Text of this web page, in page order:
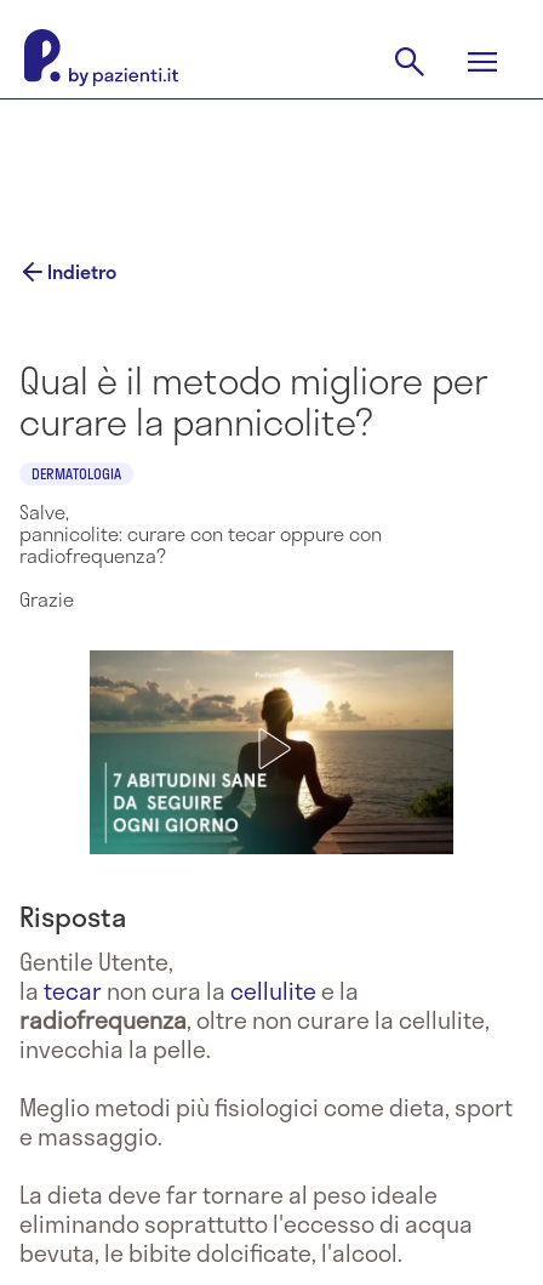
Indietro
Qual è il metodo migliore per
curare la pannicolite?
DERMATOLOGIA
Salve,
pannicolite: curare con tecar oppure con
radiofrequenza?
Grazie
Risposta
Gentile Utente,
latecarnon cura lacellulitee la
radiofrequenza, oltre non curare la cellulite,
invecchia la pelle.
Meglio metodi più fisiologici come dieta, sport
e massaggio.
La dieta deve far tornare al peso ideale
eliminando soprattutto l'eccesso di acqua
bevuta, le bibite dolcificate, l'alcool.